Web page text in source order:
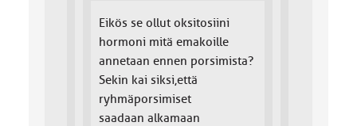
Eikös se ollut oksitosiini
hormoni mitä emakoille
annetaan ennen porsimista?
Sekin kai siksi,että
ryhmäporsimiset
saadaan alkamaan